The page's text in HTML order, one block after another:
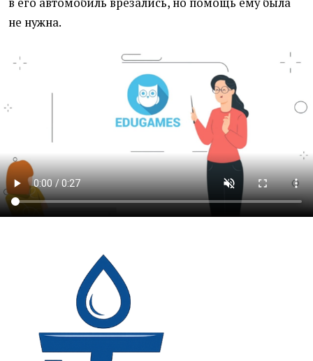
не нужна.